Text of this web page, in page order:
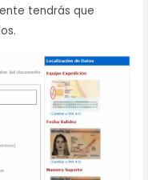
tendrás que